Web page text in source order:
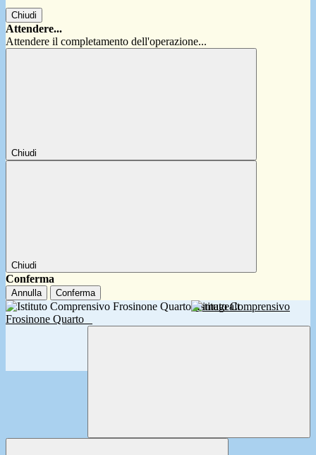
Chiudi
Attendere...
Attendere il completamento dell'operazione...
Chiudi
Chiudi
Conferma
Annulla Conferma
Istituto Comprensivo
Frosinone Quarto